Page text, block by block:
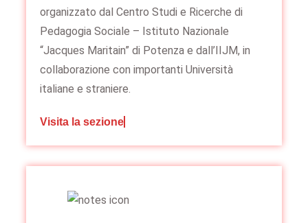
organizzato dal Centro Studi e Ricerche di
Pedagogia Sociale – Istituto Nazionale
“Jacques Maritain” di Potenza e dall’IIJM, in
collaborazione con importanti Università
italiane e straniere.
Visita la sezione